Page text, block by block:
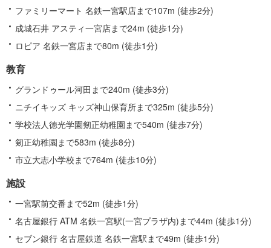
ファミリーマート 名鉄一宮駅店まで107m (徒歩2分)
成城石井 アスティ一宮店まで24m (徒歩1分)
ロピア 名鉄一宮店まで80m (徒歩1分)
教育
グランドゥール河田まで240m (徒歩3分)
ニチイキッズ キッズ神山保育所まで325m (徒歩5分)
学校法人徳光学園剱正幼稚園まで540m (徒歩7分)
剱正幼稚園まで583m (徒歩8分)
市立大志小学校まで764m (徒歩10分)
施設
一宮駅前交番まで52m (徒歩1分)
名古屋銀行 ATM 名鉄一宮駅(一宮プラザ内)まで44m (徒歩1分)
セブン銀行 名古屋鉄道 名鉄一宮駅まで49m (徒歩1分)